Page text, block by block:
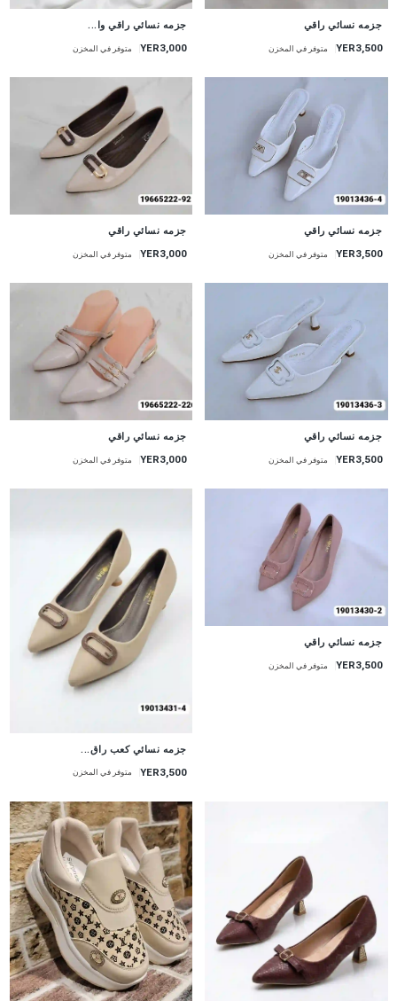
جزمه نسائي راقي
YER3,500 متوفر في المخزن
جزمه نسائي راقي وا...
YER3,000 متوفر في المخزن
جزمه نسائي راقي
YER3,500 متوفر في المخزن
جزمه نسائي راقي
YER3,000 متوفر في المخزن
جزمه نسائي راقي
YER3,500 متوفر في المخزن
جزمه نسائي راقي
YER3,000 متوفر في المخزن
جزمه نسائي راقي
YER3,500 متوفر في المخزن
جزمه نسائي كعب راق...
YER3,500 متوفر في المخزن